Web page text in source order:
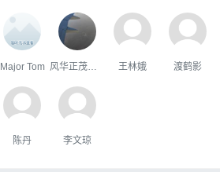
Major Tom 王林娥 渡鹤影
陈丹 李文琼